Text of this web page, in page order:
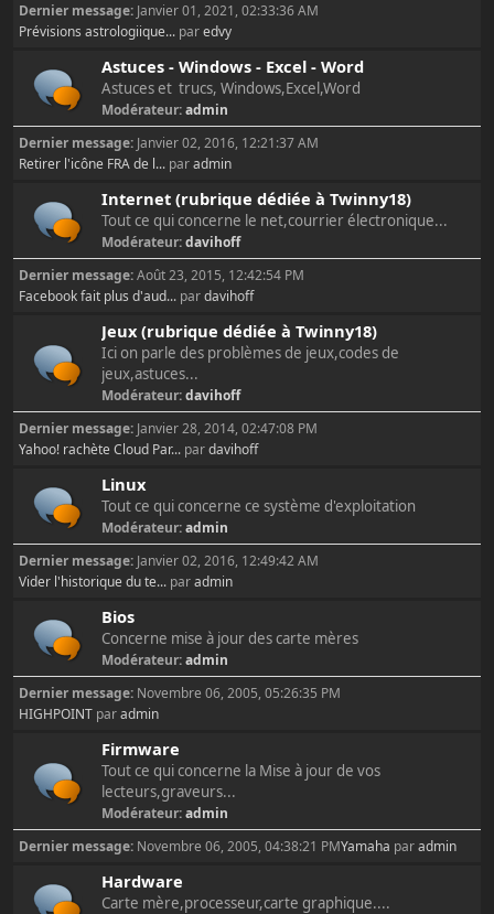
Dernier message: Janvier 01, 2021, 02:33:36 AM
Prévisions astrologiique... paredvy
Astuces - Windows - Excel - Word
Astuces et trucs, Windows,Excel,Word
Modérateur:admin
Dernier message: Janvier 02, 2016, 12:21:37 AM
Retirer l'icône FRA de l... paradmin
Internet (rubrique dédiée à Twinny18)
Tout ce qui concerne le net,courrier électronique...
Modérateur:davihoff
Dernier message:Août 23, 2015, 12:42:54 PM
Facebook fait plus d'aud... pardavihoff
Jeux (rubrique dédiée à Twinny18)
Ici on parle des problèmes de jeux,codes de
jeux,astuces...
Modérateur:davihoff
Dernier message: Janvier 28, 2014, 02:47:08 PM
Yahoo! rachète Cloud Par... pardavihoff
Linux
Tout ce qui concerne ce système d'exploitation
Modérateur:admin
Dernier message: Janvier 02, 2016, 12:49:42 AM
Vider l'historique du te... paradmin
Bios
Concerne mise à jour des carte mères
Modérateur:admin
Dernier message: Novembre 06, 2005, 05:26:35 PM
HIGHPOINT paradmin
Firmware
Tout ce qui concerne la Mise à jour de vos
lecteurs,graveurs...
Modérateur:admin
Dernier message: Novembre 06, 2005, 04:38:21 PMYamaha paradmin
Hardware
Carte mère,processeur,carte graphique....